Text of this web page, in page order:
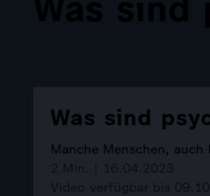
Was sind
Manche Menschen,
2 Min. | 16.04.2023
Video verfügbar bis